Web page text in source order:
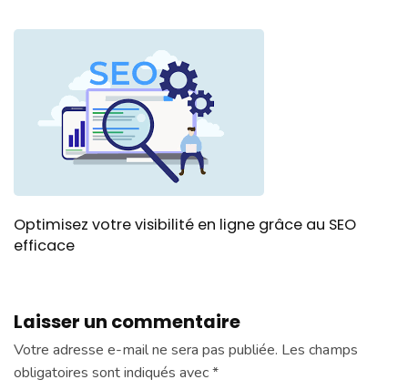
Optimisez votre visibilité en ligne grâce au SEO
efficace
Laisser un commentaire
Votre adresse e-mail ne sera pas publiée. Les champs
obligatoires sont indiqués avec*